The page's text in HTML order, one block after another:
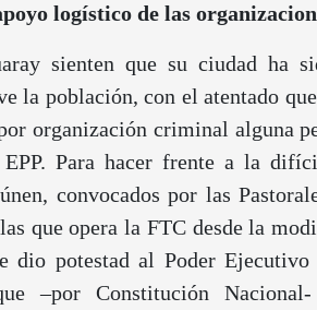
logístico de las
sienten que su ciudad
la población, con el atentado
organización criminal alguna
Para hacer frente a la
convocados por las
que opera la FTC desde la
dio potestad al Poder
–por Constitución